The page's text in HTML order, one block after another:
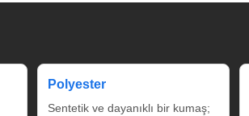
Polyester
Sentetik ve dayanıklı bir kumaş;